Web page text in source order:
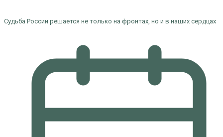
Судьба России решается не только на фронтах, но и в наших сердцах